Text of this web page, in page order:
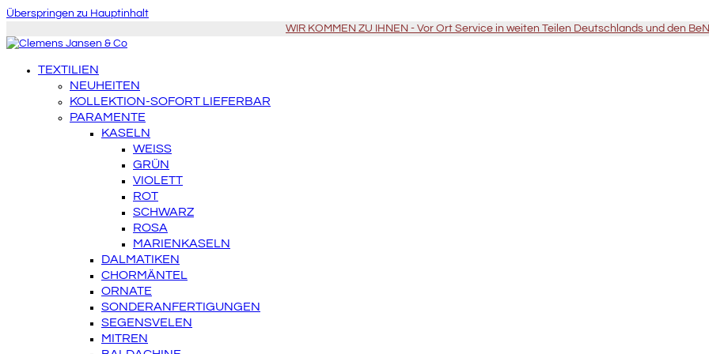
Überspringen zu Hauptinhalt
WIR KOMMEN ZU IHNEN - Vor Ort Service in weiten Teilen Deutschlands und den
TEXTILIEN
NEUHEITEN
KOLLEKTION-SOFORT LIEFERBAR
PARAMENTE
KASELN
WEISS
GRÜN
VIOLETT
ROT
SCHWARZ
ROSA
MARIENKASELN
DALMATIKEN
CHORMÄNTEL
ORNATE
SONDERANFERTIGUNGEN
SEGENSVELEN
MITREN